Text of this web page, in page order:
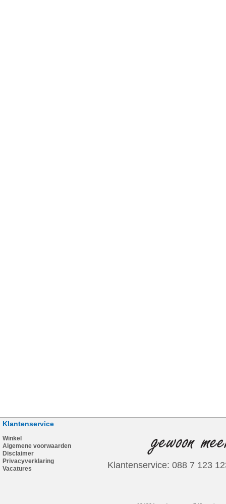
Klantenservice
Winkel
Algemene voorwaarden
Disclaimer
Privacyverklaring
Vacatures
Klantenservice: 088 7 123